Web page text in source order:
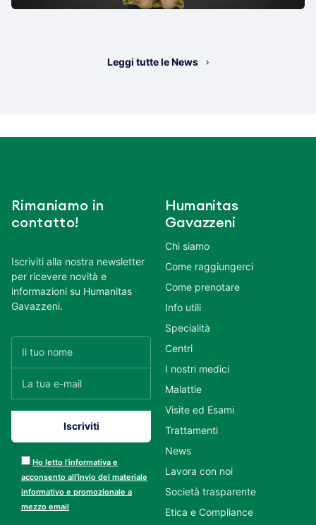
Leggi tutte le News
Rimaniamo in
contatto!
Iscriviti alla nostra newsletter
per ricevere novità e
informazioni su Humanitas
Gavazzeni.
Ho letto l’informativa e
acconsento all’invio del materiale
informativo e promozionale a
mezzo email
Humanitas
Gavazzeni
Chi siamo
Come raggiungerci
Come prenotare
Info utili
Specialità
Centri
I nostri medici
Malattie
Visite ed Esami
Trattamenti
News
Lavora con noi
Società trasparente
Etica e Compliance